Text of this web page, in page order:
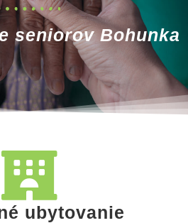
seniorov Bohunka
ubytovanie